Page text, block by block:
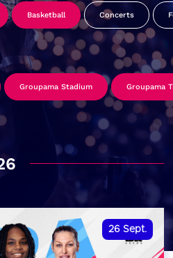
Basketball Concerts
Groupama Stadium Groupama
26 Sept.